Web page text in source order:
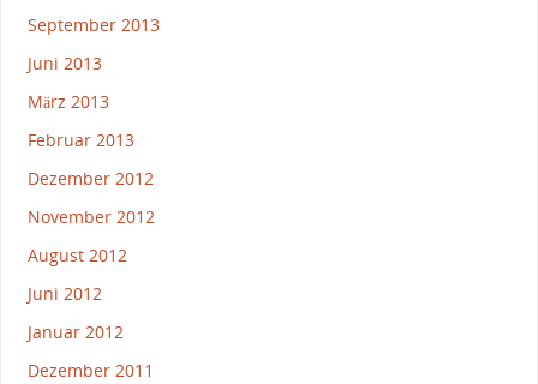
September 2013
Juni 2013
März 2013
Februar 2013
Dezember 2012
November 2012
August 2012
Juni 2012
Januar 2012
Dezember 2011